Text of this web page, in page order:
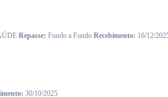
Repasse: Fundo a Fundo Recebimento: 16/12/
30/10/2025